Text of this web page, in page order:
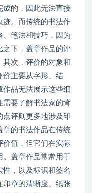
成的，因此无法直接
迹。而传统的书法作
、笔法和技巧，因为
之下，盖章作品的评
其次，评价的对象和
价主要从字形、结
作品无法展示这些细
需要了解书法家的背
点评则更多地涉及印
章的书法作品在传统
价值，但它们在实际
。盖章作品常常用于
性，以及标识和签名
印章的清晰度、纸张